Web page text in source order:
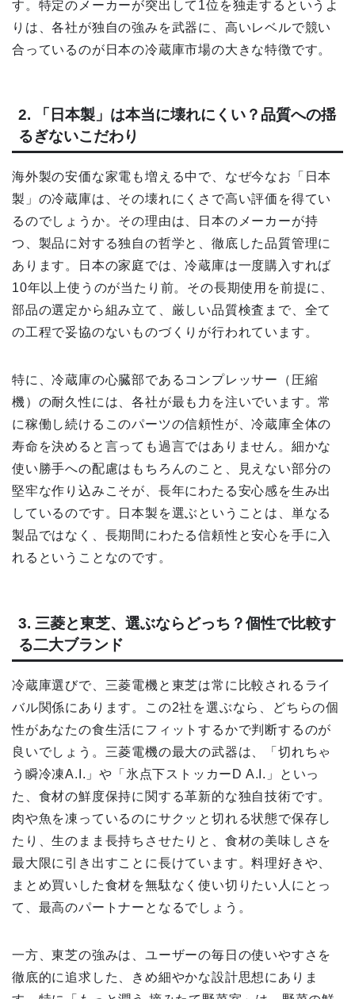
す。特定のメーカーが突出して1位を独走するというよ
りは、各社が独自の強みを武器に、高いレベルで競い
合っているのが日本の冷蔵庫市場の大きな特徴です。
2. 「日本製」は本当に壊れにくい？品質への揺
るぎないこだわり
海外製の安価な家電も増える中で、なぜ今なお「日本
製」の冷蔵庫は、その壊れにくさで高い評価を得てい
るのでしょうか。その理由は、日本のメーカーが持
つ、製品に対する独自の哲学と、徹底した品質管理に
あります。日本の家庭では、冷蔵庫は一度購入すれば
10年以上使うのが当たり前。その長期使用を前提に、
部品の選定から組み立て、厳しい品質検査まで、全て
の工程で妥協のないものづくりが行われています。
特に、冷蔵庫の心臓部であるコンプレッサー（圧縮
機）の耐久性には、各社が最も力を注いでいます。常
に稼働し続けるこのパーツの信頼性が、冷蔵庫全体の
寿命を決めると言っても過言ではありません。細かな
使い勝手への配慮はもちろんのこと、見えない部分の
堅牢な作り込みこそが、長年にわたる安心感を生み出
しているのです。日本製を選ぶということは、単なる
製品ではなく、長期間にわたる信頼性と安心を手に入
れるということなのです。
3. 三菱と東芝、選ぶならどっち？個性で比較す
る二大ブランド
冷蔵庫選びで、三菱電機と東芝は常に比較されるライ
バル関係にあります。この2社を選ぶなら、どちらの個
性があなたの食生活にフィットするかで判断するのが
良いでしょう。三菱電機の最大の武器は、「切れちゃ
う瞬冷凍A.I.」や「氷点下ストッカーD A.I.」といっ
た、食材の鮮度保持に関する革新的な独自技術です。
肉や魚を凍っているのにサクッと切れる状態で保存し
たり、生のまま長持ちさせたりと、食材の美味しさを
最大限に引き出すことに長けています。料理好きや、
まとめ買いした食材を無駄なく使い切りたい人にとっ
て、最高のパートナーとなるでしょう。
一方、東芝の強みは、ユーザーの毎日の使いやすさを
徹底的に追求した、きめ細やかな設計思想にありま